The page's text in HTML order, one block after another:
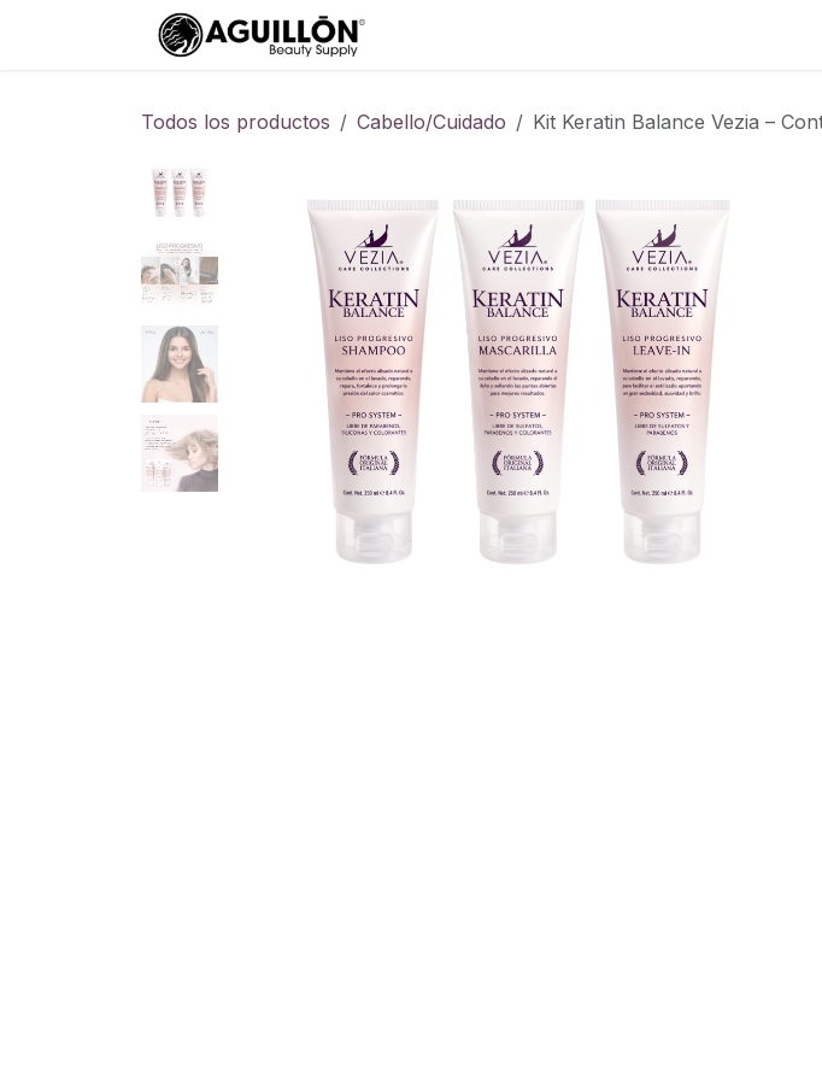
Todos los productos Cabello/Cuidado Kit Keratin Balance Vezia –